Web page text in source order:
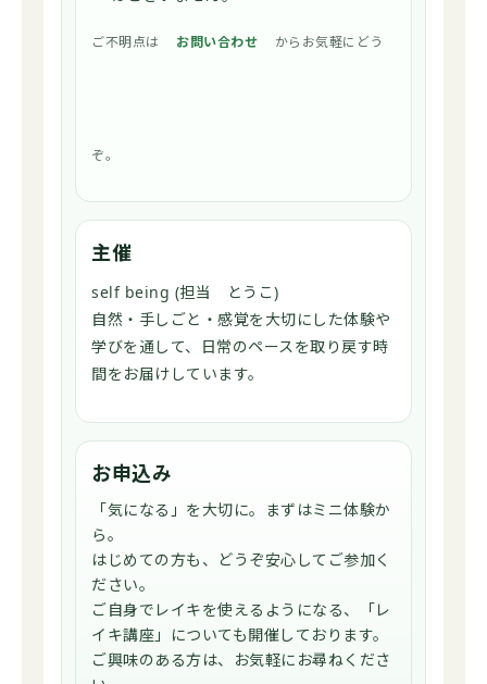
ご不明点は お問い合わせ からお気軽にどう
ぞ。
主催
self being (担当 とうこ)
自然・手しごと・感覚を大切にした体験や
学びを通して、日常のペースを取り戻す時
間をお届けしています。
お申込み
「気になる」を大切に。まずはミニ体験か
ら。
はじめての方も、どうぞ安心してご参加く
ださい。
ご自身でレイキを使えるようになる、「レ
イキ講座」についても開催しております。
ご興味のある方は、お気軽にお尋ねくださ